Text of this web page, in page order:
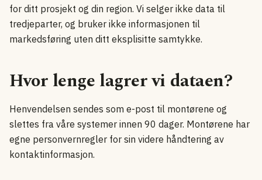
for ditt prosjekt og din region. Vi selger ikke data til
tredjeparter, og bruker ikke informasjonen til
markedsføring uten ditt eksplisitte samtykke.
Hvor lenge lagrer vi dataen?
Henvendelsen sendes som e-post til montørene og
slettes fra våre systemer innen 90 dager. Montørene har
egne personvernregler for sin videre håndtering av
kontaktinformasjon.